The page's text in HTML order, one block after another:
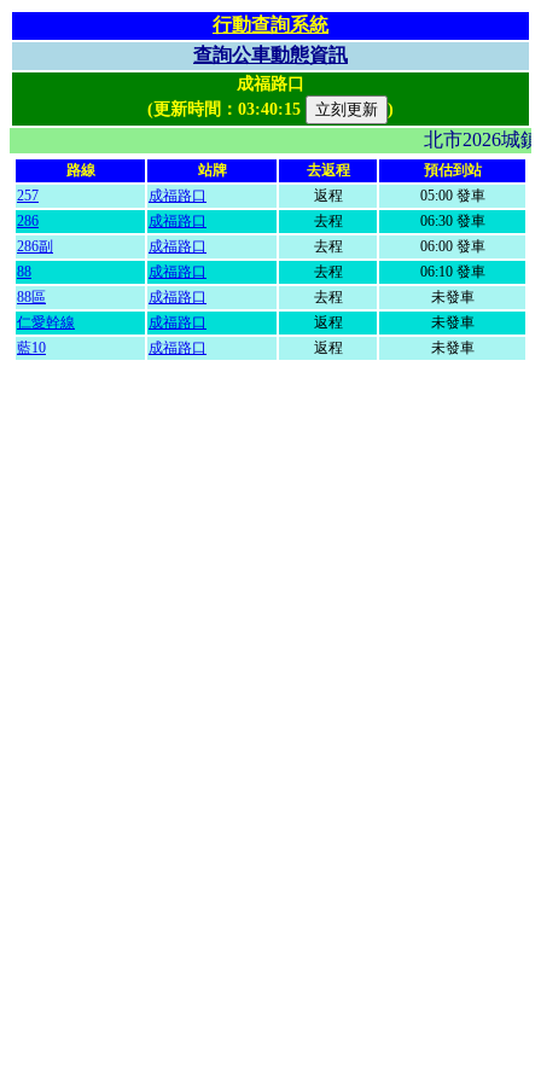
行動查詢系統
查詢公車動態資訊
成福路口
(更新時間： 03:40:15 )
北市2026
路線 站牌 去返程
預估到站
257
成福路口 返程
05:00 發車
286
成福路口 去程
06:30 發車
286副
成福路口 去程
06:00 發車
88
成福路口 去程
06:10 發車
88區
成福路口 去程
未發車
仁愛幹線
成福路口 返程
未發車
藍10
成福路口 返程 未發車